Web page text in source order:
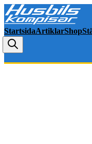
StartsidaArtiklarShop